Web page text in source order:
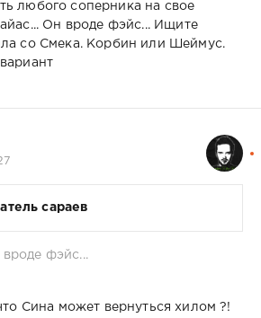
любого соперника на свое
Он вроде фэйс... Ищите
со Смека. Корбин или Шеймус.
сараев
фэйс...
Сина может вернуться хилом ?!